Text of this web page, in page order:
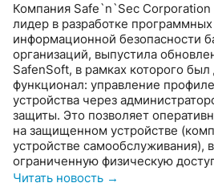
Компания Safe`n`Sec
лидер в разработке
информационной безопасности
организаций, выпустила
SafenSoft, в рамках которого
функционал: управление
устройства через
защиты. Это позволяет
на защищенном устройстве
устройстве
ограниченную физическую
Читать новость →